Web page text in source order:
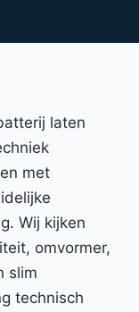
laten
met
Wij kijken
omvormer,
slim
technisch